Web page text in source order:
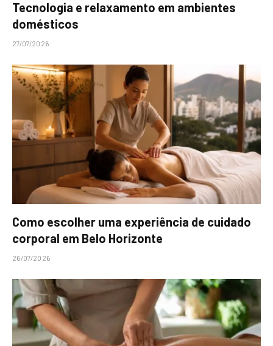
Tecnologia e relaxamento em ambientes
domésticos
27/07/2026
Como escolher uma experiência de cuidado
corporal em Belo Horizonte
26/07/2026